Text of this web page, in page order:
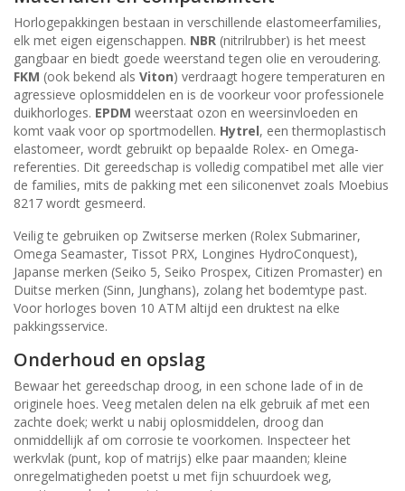
Horlogepakkingen bestaan in verschillende elastomeerfamilies,
elk met eigen eigenschappen. NBR (nitrilrubber) is het meest
gangbaar en biedt goede weerstand tegen olie en veroudering.
FKM (ook bekend als Viton) verdraagt hogere temperaturen en
agressieve oplosmiddelen en is de voorkeur voor professionele
duikhorloges. EPDM weerstaat ozon en weersinvloeden en
komt vaak voor op sportmodellen. Hytrel, een thermoplastisch
elastomeer, wordt gebruikt op bepaalde Rolex- en Omega-
referenties. Dit gereedschap is volledig compatibel met alle vier
de families, mits de pakking met een siliconenvet zoals Moebius
8217 wordt gesmeerd.
Veilig te gebruiken op Zwitserse merken (Rolex Submariner,
Omega Seamaster, Tissot PRX, Longines HydroConquest),
Japanse merken (Seiko 5, Seiko Prospex, Citizen Promaster) en
Duitse merken (Sinn, Junghans), zolang het bodemtype past.
Voor horloges boven 10 ATM altijd een druktest na elke
pakkingsservice.
Onderhoud en opslag
Bewaar het gereedschap droog, in een schone lade of in de
originele hoes. Veeg metalen delen na elk gebruik af met een
zachte doek; werkt u nabij oplosmiddelen, droog dan
onmiddellijk af om corrosie te voorkomen. Inspecteer het
werkvlak (punt, kop of matrijs) elke paar maanden; kleine
onregelmatigheden poetst u met fijn schuurdoek weg,